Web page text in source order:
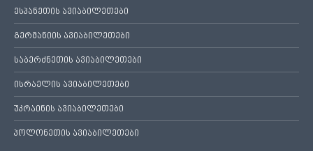
ესპანეთის ავიაბილეთები
გერმანიის ავიაბილეთები
საბერძნეთის ავიაბილეთები
ისრაელის ავიაბილეთები
უკრაინის ავიაბილეთები
პოლონეთის ავიაბილეთები